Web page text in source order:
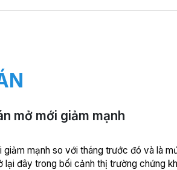
mở mới giảm mạnh
giảm mạnh so với tháng trước đó và là
lại đây trong bối cảnh thị trường chứng